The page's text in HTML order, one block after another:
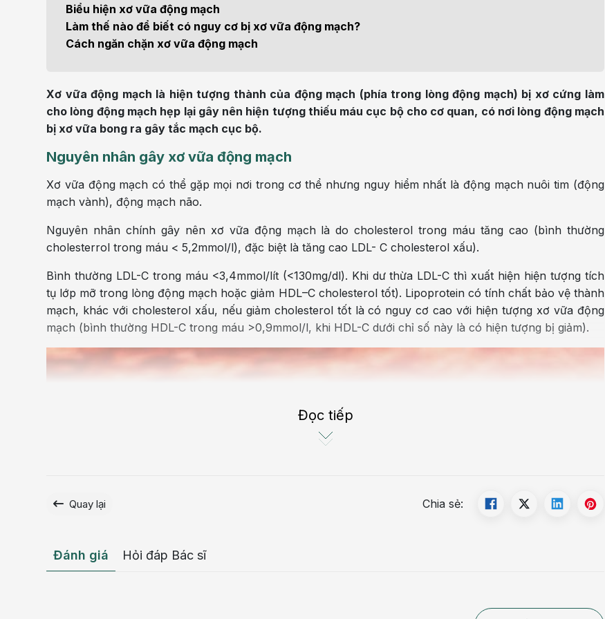
Bệnh học Ung bướu
Thẩm mỹ
Nội Tiết
cực
Ung bướu
Vật lý trị liệu - Phục hồi
Chấn thương chỉnh hình
Tâm lý và sức khỏe tâm
Biểu hiện xơ vữa động mạch
Làm thế nào để biết có nguy cơ bị xơ vữa động mạch?
Cách ngăn chặn xơ vữa động mạch
Xơ vữa động mạch là hiện tượng thành của động mạch (phía trong lòng động mạch) bị xơ cứng làm
cho lòng động mạch hẹp lại gây nên hiện tượng thiếu máu cục bộ cho cơ quan, có nơi lòng động mạch
bị xơ vữa bong ra gây tắc mạch cục bộ.
Nguyên nhân gây xơ vữa động mạch
Xơ vữa động mạch có thể gặp mọi nơi trong cơ thể nhưng nguy hiểm nhất là động mạch nuôi tim (động
mạch vành), động mạch não.
Nguyên nhân chính gây nên xơ vữa động mạch là do cholesterol trong máu tăng cao (bình thường
cholesterrol trong máu < 5,2mmol/l), đặc biệt là tăng cao LDL- C cholesterol xấu).
Bình thường LDL-C trong máu <3,4mmol/lít (<130mg/dl). Khi dư thừa LDL-C thì xuất hiện hiện tượng tích
tụ lớp mỡ trong lòng động mạch hoặc giảm HDL–C cholesterol tốt). Lipoprotein có tính chất bảo vệ thành
mạch, khác với cholesterol xấu, nếu giảm cholesterol tốt là có nguy cơ cao với hiện tượng xơ vữa động
mạch (bình thường HDL-C trong máu >0,9mmol/l, khi HDL-C dưới chỉ số này là có hiện tượng bị giảm).
Đọc tiếp
Quay lại Chia sẻ:
Đánh giá Hỏi đáp Bác sĩ